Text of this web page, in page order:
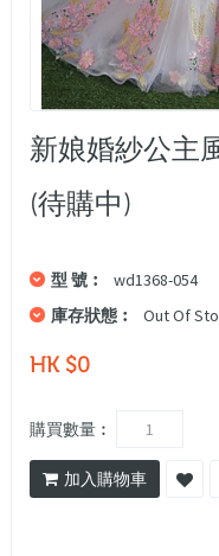
新娘婚紗公主
(待購中)
型 號︰
wd1368-054
庫存狀態︰
Out Of
HK $0
購買數量︰
加入購物車